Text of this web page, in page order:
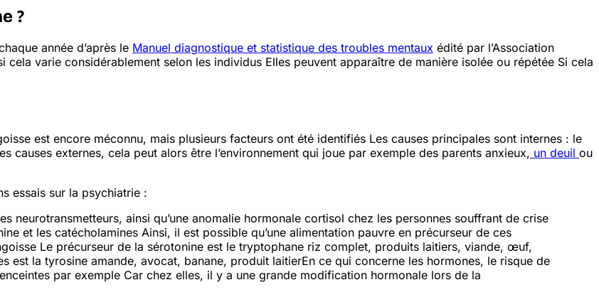
?
année d’après le Manuel diagnostique et statistique des troubles mentaux édité par l’Association
cela varie considérablement selon les individus Elles peuvent apparaître de manière isolée ou répétée Si cela
est encore méconnu, mais plusieurs facteurs ont été identifiés Les causes principales sont internes : le
causes externes, cela peut alors être l’environnement qui joue par exemple des parents anxieux, un deuil ou
essais sur la psychiatrie :
neurotransmetteurs, ainsi qu’une anomalie hormonale cortisol chez les personnes souffrant de crise
et les catécholamines Ainsi, il est possible qu’une alimentation pauvre en précurseur de ces
Le précurseur de la sérotonine est le tryptophane riz complet, produits laitiers, viande, œuf,
est la tyrosine amande, avocat, banane, produit laitierEn ce qui concerne les hormones, le risque de
par exemple Car chez elles, il y a une grande modification hormonale lors de la